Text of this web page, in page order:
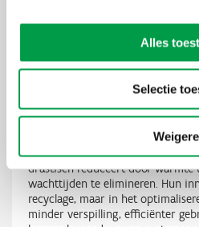
Alles
Selectie
Hier ontstaat vaak de echte
loops.
Heau
ontwikkelt technologie
drastisch reduceert door warmte
wachttijden te elimineren. Hun
recyclage, maar in het
minder verspilling, efficiënter